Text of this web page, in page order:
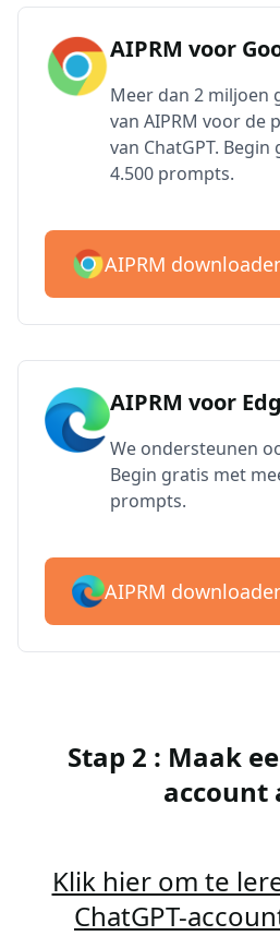
AIPRM voor
Meer dan 2 miljoen
van AIPRM voor de
van ChatGPT.
4.500 prompts.
AIPRM
AIPRM voor
We ondersteunen
Begin gratis met
prompts.
AIPRM
Stap 2 : Maak
account
Klik hier om te
ChatGPT-